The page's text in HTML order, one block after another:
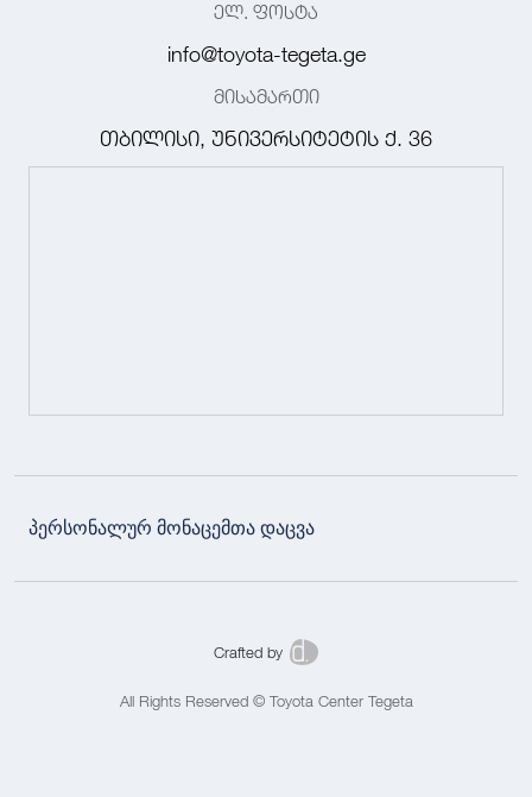
ელ. ფოსტა
info@toyota-tegeta.ge
მისამართი
თბილისი, უნივერსიტეტის ქ. 36
პერსონალურ მონაცემთა დაცვა
All Rights Reserved © Toyota Center Tegeta
Crafted by